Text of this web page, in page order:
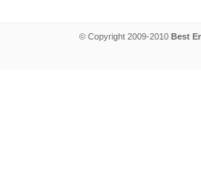
© Copyright 2009-2010 Best